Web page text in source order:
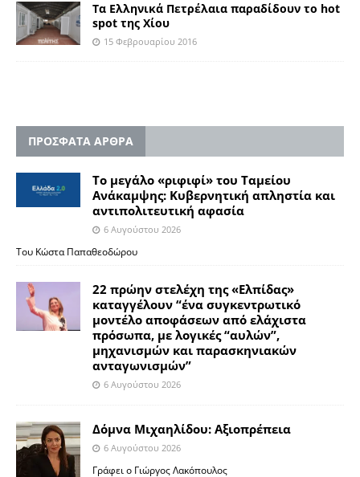
Τα Ελληνικά Πετρέλαια παραδίδουν το hot
spot της Χίου
15 Φεβρουαρίου 2016
ΠΡΟΣΦΑΤΑ ΑΡΘΡΑ
Το μεγάλο «ριφιφί» του Ταμείου
Ανάκαμψης: Κυβερνητική απληστία και
αντιπολιτευτική αφασία
6 Αυγούστου 2026
Του Κώστα Παπαθεοδώρου
22 πρώην στελέχη της «Ελπίδας»
καταγγέλουν “ένα συγκεντρωτικό
μοντέλο αποφάσεων από ελάχιστα
πρόσωπα, με λογικές “αυλών”,
μηχανισμών και παρασκηνιακών
ανταγωνισμών”
6 Αυγούστου 2026
Δόμνα Μιχαηλίδου: Αξιοπρέπεια
6 Αυγούστου 2026
Γράφει ο Γιώργος Λακόπουλος